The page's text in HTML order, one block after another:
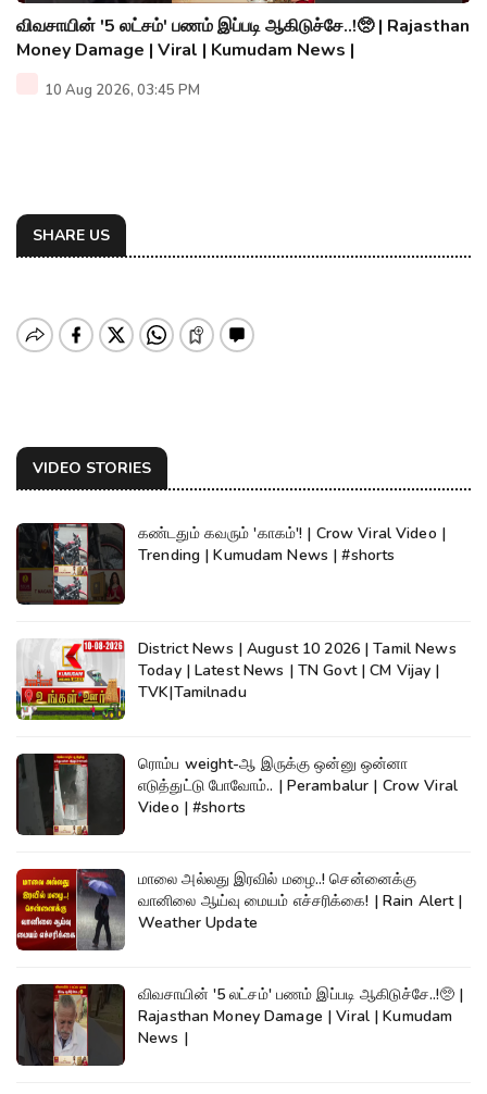
விவசாயின் '5 லட்சம்' பணம் இப்படி ஆகிடுச்சே..!🥺 | Rajasthan
Money Damage | Viral | Kumudam News |
10 Aug 2026, 03:45 PM
SHARE US
VIDEO STORIES
கண்டதும் கவரும் 'காகம்'! | Crow Viral Video |
Trending | Kumudam News | #shorts
District News | August 10 2026 | Tamil News
Today | Latest News | TN Govt | CM Vijay |
TVK|Tamilnadu
ரொம்ப weight-ஆ இருக்கு ஒன்னு ஒன்னா
எடுத்துட்டு போவோம்.. | Perambalur | Crow Viral
Video | #shorts
மாலை அல்லது இரவில் மழை..! சென்னைக்கு
வானிலை ஆய்வு மையம் எச்சரிக்கை! | Rain Alert |
Weather Update
விவசாயின் '5 லட்சம்' பணம் இப்படி ஆகிடுச்சே..!🥺 |
Rajasthan Money Damage | Viral | Kumudam
News |